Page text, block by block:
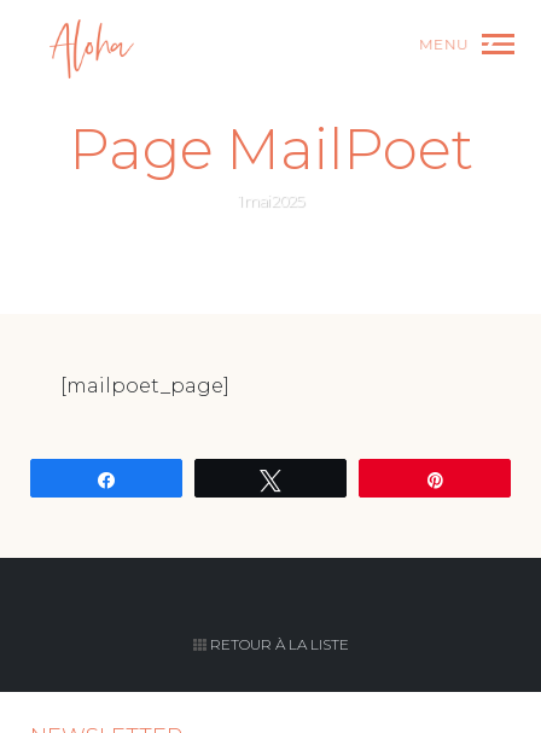
MENU
Page MailPoet
1 mai 2025
[mailpoet_page]
Page MailPoet
RETOUR À LA LISTE